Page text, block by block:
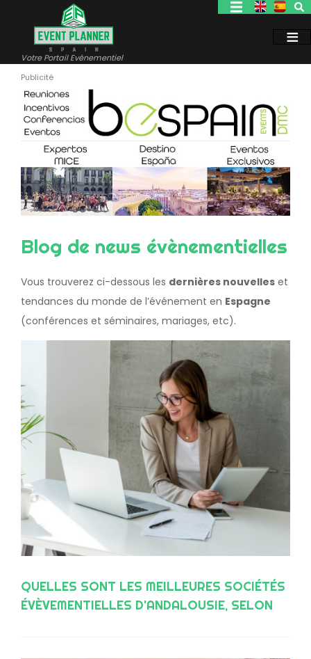
contenu
Votre Portail Evénementiel
Blog de news évènementielles
Vous trouverez ci-dessous les dernières nouvelles et
tendances du monde de l’événement en Espagne
(conférences et séminaires, mariages, etc).
QUELLES SONT LES MEILLEURES SOCIÉTÉS
ÉVÈVEMENTIELLES D'ANDALOUSIE, SELON